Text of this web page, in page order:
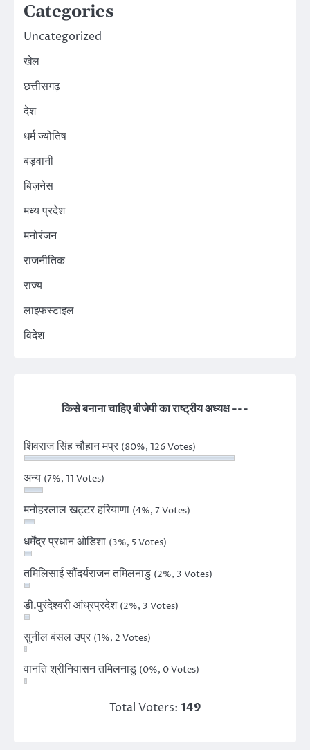
Categories
Uncategorized
खेल
छत्तीसगढ़
देश
धर्म ज्योतिष
बड़वानी
बिज़नेस
मध्य प्रदेश
मनोरंजन
राजनीतिक
राज्य
लाइफस्टाइल
विदेश
किसे बनाना चाहिए बीजेपी का राष्ट्रीय अध्यक्ष ---
शिवराज सिंह चौहान मप्र (80%, 126 Votes)
अन्य (7%, 11 Votes)
मनोहरलाल खट्टर हरियाणा (4%, 7 Votes)
धर्मेंद्र प्रधान ओडिशा (3%, 5 Votes)
तमिलिसाई सौंदर्यराजन तमिलनाडु (2%, 3 Votes)
डी.पुरंदेश्वरी आंध्रप्रदेश (2%, 3 Votes)
सुनील बंसल उप्र (1%, 2 Votes)
वानति श्रीनिवासन तमिलनाडु (0%, 0 Votes)
Total Voters: 149